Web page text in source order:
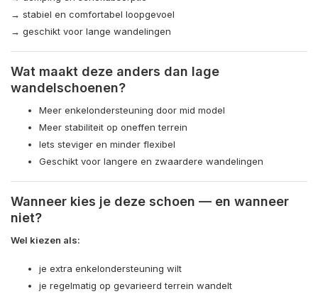
→ stabiel en comfortabel loopgevoel
→ geschikt voor lange wandelingen
Wat maakt deze anders dan lage
wandelschoenen?
Meer enkelondersteuning door mid model
Meer stabiliteit op oneffen terrein
Iets steviger en minder flexibel
Geschikt voor langere en zwaardere wandelingen
Wanneer kies je deze schoen — en wanneer
niet?
Wel kiezen als:
je extra enkelondersteuning wilt
je regelmatig op gevarieerd terrein wandelt